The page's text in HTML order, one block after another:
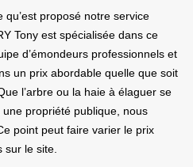
qu’est proposé notre service
Tony est spécialisée dans ce
d’émondeurs professionnels et
un prix abordable quelle que soit
l’arbre ou la haie à élaguer se
propriété publique, nous
point peut faire varier le prix
sur le site.